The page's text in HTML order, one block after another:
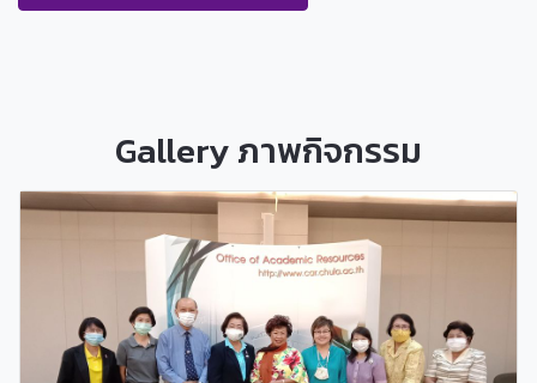
Gallery ภาพกิจกรรม